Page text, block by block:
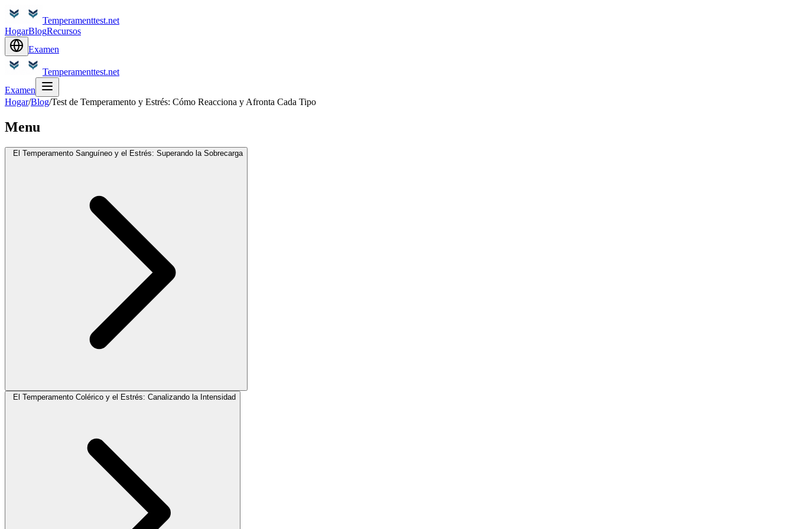
Temperamenttest.net
HogarBlogRecursos
Examen
Temperamenttest.net
Examen
Hogar/Blog/Test de Temperamento y Estrés: Cómo Reacciona y Afronta Cada Tipo
Menu
El Temperamento Sanguíneo y el Estrés: Superando la Sobrecarga
El Temperamento Colérico y el Estrés: Canalizando la Intensidad